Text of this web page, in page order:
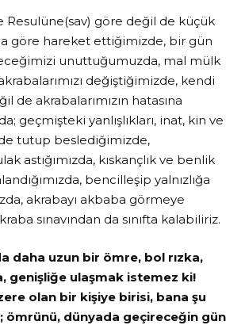
Resulüne(sav) göre değil de küçük
göre hareket ettiğimizde, bir gün
unuttuğumuzda, mal mülk
değiştiğimizde, kendi
de akrabalarımızın hatasına
geçmişteki yanlışlıkları, inat, kin ve
tutup beslediğimizde,
astığımızda, kıskançlık ve benlik
bencilleşip yalnızlığa
akrabayı akbaba görmeye
sınavından da sınıfta kalabiliriz.
daha uzun bir ömre, bol rızka,
genişliğe ulaşmak istemez ki!
olan bir kişiye birisi, bana şu
ömrünü, dünyada geçireceğin gün